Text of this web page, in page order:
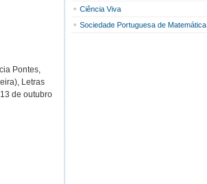
Pontes,
Letras
de outubro
Ciência Viva
Sociedade Portuguesa de Matemática